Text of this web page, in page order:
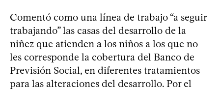
Comentó como una línea de trabajo “a seguir
trabajando” las casas del desarrollo de la
niñez que atienden a los niños a los que no
les corresponde la cobertura del Banco de
Previsión Social, en diferentes tratamientos
para las alteraciones del desarrollo. Por el